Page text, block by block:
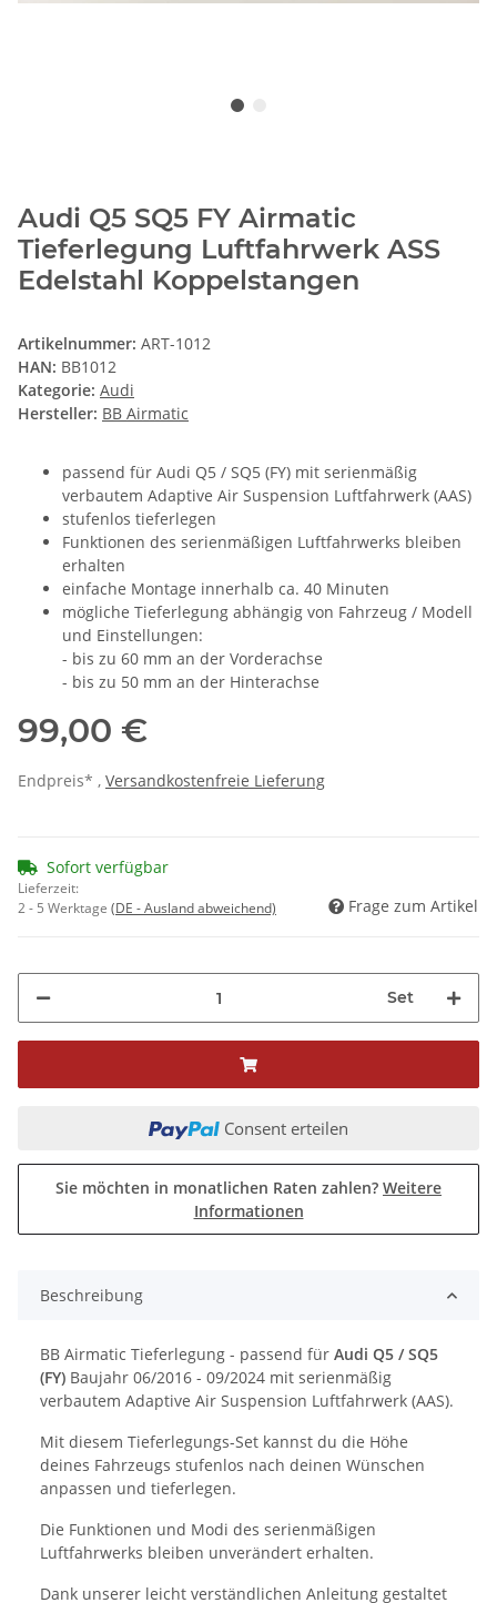
Audi Q5 SQ5 FY Airmatic
Tieferlegung Luftfahrwerk ASS
Edelstahl Koppelstangen
Artikelnummer: ART-1012
HAN: BB1012
Kategorie: Audi
Hersteller: BB Airmatic
passend für Audi Q5 / SQ5 (FY) mit serienmäßig
verbautem Adaptive Air Suspension Luftfahrwerk (AAS)
stufenlos tieferlegen
Funktionen des serienmäßigen Luftfahrwerks bleiben
erhalten
einfache Montage innerhalb ca. 40 Minuten
mögliche Tieferlegung abhängig von Fahrzeug / Modell
und Einstellungen:
- bis zu 60 mm an der Vorderachse
- bis zu 50 mm an der Hinterachse
99,00 €
Endpreis* , Versandkostenfreie Lieferung
Sofort verfügbar
Lieferzeit:
2 - 5 Werktage (DE - Ausland abweichend) Frage zum Artikel
Set
Consent erteilen
Sie möchten in monatlichen Raten zahlen? Weitere
Informationen
Beschreibung
BB Airmatic Tieferlegung - passend für Audi Q5 / SQ5
(FY) Baujahr 06/2016 - 09/2024 mit serienmäßig
verbautem Adaptive Air Suspension Luftfahrwerk (AAS).
Mit diesem Tieferlegungs-Set kannst du die Höhe
deines Fahrzeugs stufenlos nach deinen Wünschen
anpassen und tieferlegen.
Die Funktionen und Modi des serienmäßigen
Luftfahrwerks bleiben unverändert erhalten.
Dank unserer leicht verständlichen Anleitung gestaltet